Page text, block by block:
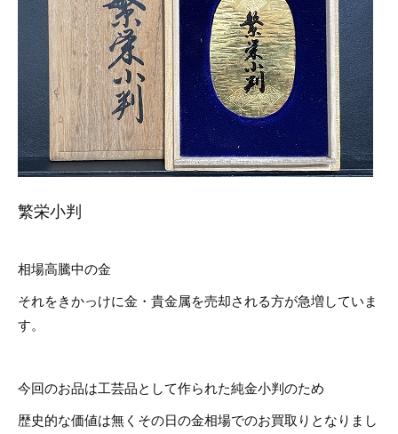
繁栄小判
相場高騰中の金
それをきかっけに金・貴金属を売却される方が急増していま
す。
今回のお品は工芸品として作られた純金小判のため
歴史的な価値は無くその日の金相場でのお買取りとなりまし